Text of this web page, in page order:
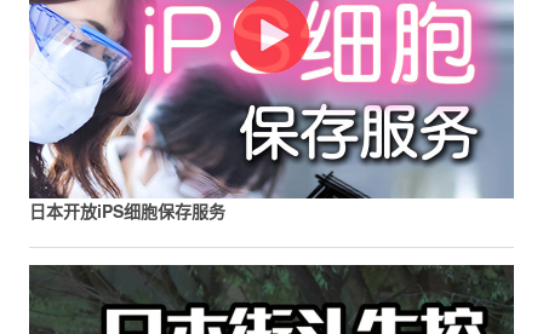
日本开放iPS细胞保存服务